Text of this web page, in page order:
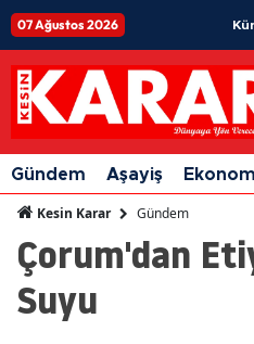
07 Ağustos 2026
Gündem Aşayiş
Kesin Karar Gündem
Çorum'dan
Suyu